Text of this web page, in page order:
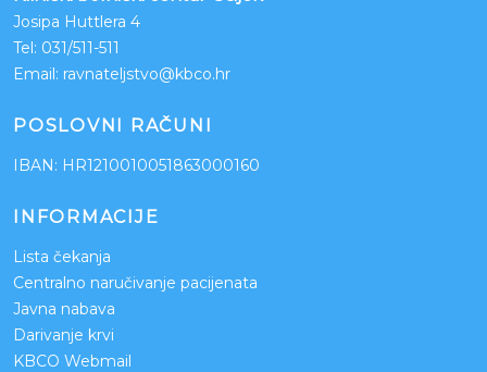
Josipa Huttlera 4
Tel: 031/511-511
Email: ravnateljstvo@kbco.hr
POSLOVNI RAČUNI
IBAN: HR1210010051863000160
INFORMACIJE
Lista čekanja
Centralno naručivanje pacijenata
Javna nabava
Darivanje krvi
KBCO Webmail